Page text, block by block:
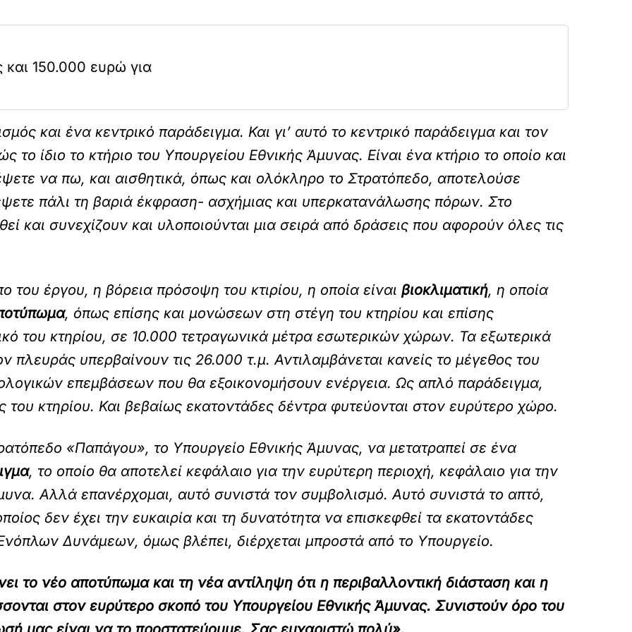
150.000 ευρώ για
και ένα κεντρικό παράδειγμα. Και γι’ αυτό το κεντρικό παράδειγμα και τον
το ίδιο το κτήριο του Υπουργείου Εθνικής Άμυνας. Είναι ένα κτήριο το οποίο και
να πω, και αισθητικά, όπως και ολόκληρο το Στρατόπεδο, αποτελούσε
πάλι τη βαριά έκφραση- ασχήμιας και υπερκατανάλωσης πόρων. Στο
και συνεχίζουν και υλοποιούνται μια σειρά από δράσεις που αφορούν όλες τις
του έργου, η βόρεια πρόσοψη του κτιρίου, η οποία είναι βιοκλιματική, η οποία
, όπως επίσης και μονώσεων στη στέγη του κτηρίου και επίσης
του κτηρίου, σε 10.000 τετραγωνικά μέτρα εσωτερικών χώρων. Τα εξωτερικά
πλευράς υπερβαίνουν τις 26.000 τ.μ. Αντιλαμβάνεται κανείς το μέγεθος του
επεμβάσεων που θα εξοικονομήσουν ενέργεια. Ως απλό παράδειγμα,
κτηρίου. Και βεβαίως εκατοντάδες δέντρα φυτεύονται στον ευρύτερο χώρο.
«Παπάγου», το Υπουργείο Εθνικής Άμυνας, να μετατραπεί σε ένα
, το οποίο θα αποτελεί κεφάλαιο για την ευρύτερη περιοχή, κεφάλαιο για την
Αλλά επανέρχομαι, αυτό συνιστά τον συμβολισμό. Αυτό συνιστά το απτό,
δεν έχει την ευκαιρία και τη δυνατότητα να επισκεφθεί τα εκατοντάδες
Δυνάμεων, όμως βλέπει, διέρχεται μπροστά από το Υπουργείο.
το νέο αποτύπωμα και τη νέα αντίληψη ότι η περιβαλλοντική διάσταση και η
στον ευρύτερο σκοπό του Υπουργείου Εθνικής Άμυνας. Συνιστούν όρο του